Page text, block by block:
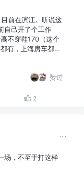
前在滨江。听说这
自己开了个工作
不穿鞋170（这个
有，上海房车都…
赞过
2
场，不至于打这样